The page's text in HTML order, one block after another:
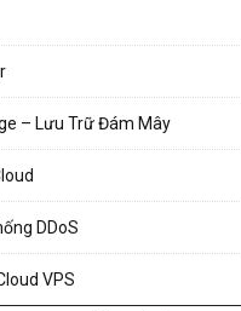
– Lưu Trữ Đám Mây
DDoS
VPS